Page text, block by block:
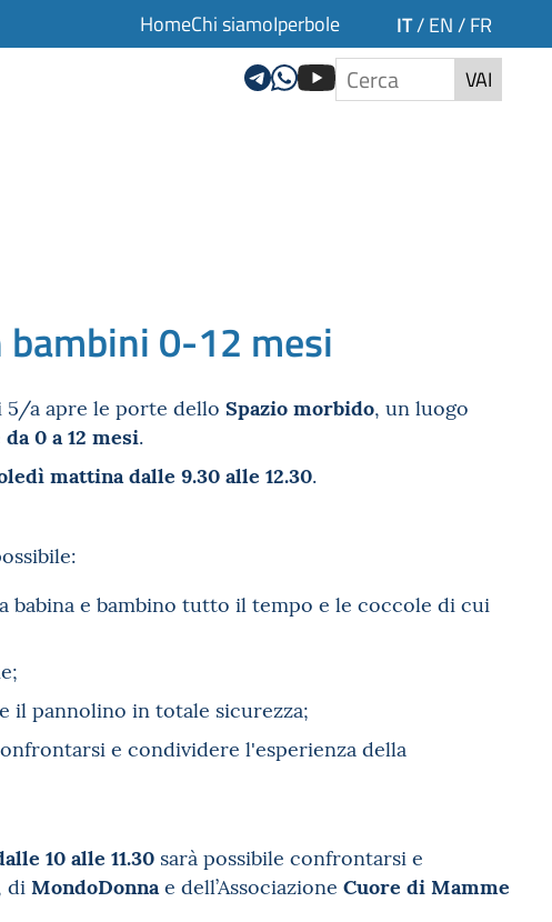
HomeChi siamoIperbole IT/ EN / FR
VAI
bambini 0-12 mesi
5/a apre le porte dello Spazio morbido, un luogo
da 0 a 12 mesi.
mattina dalle 9.30 alle 12.30.
:
babina e bambino tutto il tempo e le coccole di cui
il pannolino in totale sicurezza;
e condividere l'esperienza della
10 alle 11.30 sarà possibile confrontarsi e
di MondoDonna e dell’Associazione Cuore di Mamme